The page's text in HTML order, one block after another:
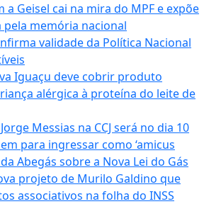
Geisel cai na mira do MPF e expõe
pela memória nacional
validade da Política Nacional
Iguaçu deve cobrir produto
alérgica à proteína do leite de
Messias na CCJ será no dia 10
para ingressar como ‘amicus
Abegás sobre a Nova Lei do Gás
projeto de Murilo Galdino que
associativos na folha do INSS